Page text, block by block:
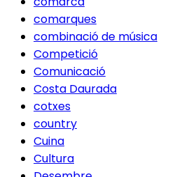
comarques
combinació de música
Competició
Comunicació
Costa Daurada
cotxes
country
Cuina
Cultura